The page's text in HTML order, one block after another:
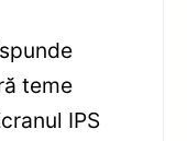
teme
IPS